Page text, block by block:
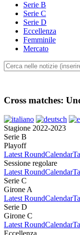
Serie B
Serie C
Serie D
Eccellenza
Femminile
Mercato
Cross matches:
Stagione 2022-2023
Serie B
Playoff
Latest RoundCalendar
Sessione regolare
Latest RoundCalendar
Serie C
Girone A
Latest RoundCalendar
Serie D
Girone C
Latest RoundCalendar
Eccellenza